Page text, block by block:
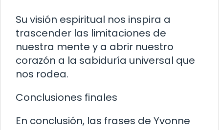
Su visión espiritual nos inspira a
trascender las limitaciones de
nuestra mente y a abrir nuestro
corazón a la sabiduría universal que
nos rodea.
Conclusiones finales
En conclusión, las frases de Yvonne